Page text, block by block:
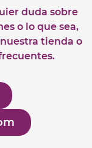
duda sobre
o lo que sea,
tienda o